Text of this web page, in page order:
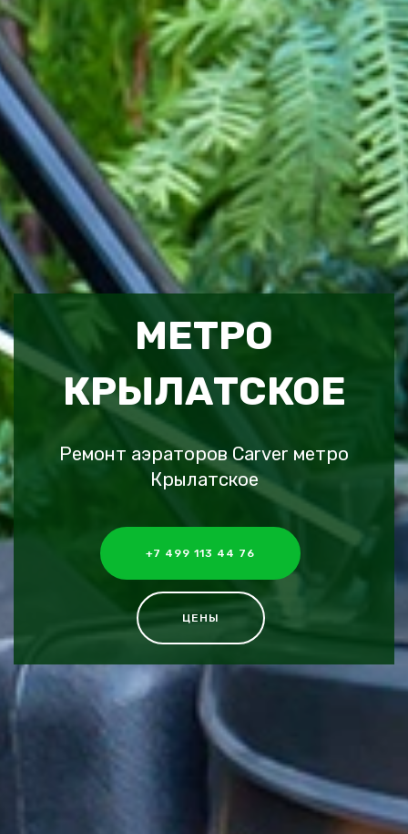
МЕТРО
КРЫЛАТСКОЕ
Ремонт аэраторов Carver метро
Крылатское
+7 499 113 44 76
ЦЕНЫ